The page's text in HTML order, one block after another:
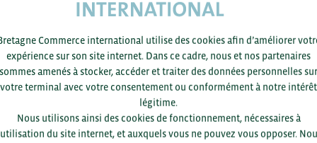
solution. C’est ainsi que la China Satellite Network
deux constellations de satellites en orbite terrestre basse.
A LANCÉ LE 29 AVRIL LE
DE SA FUTURE STATION
et pour conquérir l’espace, la Chine a déjà procédé au
Commerce international utilise des cookies afin d’améliorer
expérience sur son site internet. Dans ce cadre, nous et nos partenaires
sommes amenés à stocker, accéder et traiter des données personnelles sur
votre terminal avec votre consentement ou conformément à notre intérêt
légitime.
Nous utilisons ainsi des cookies de fonctionnement, nécessaires à
du site internet, et auxquels vous ne pouvez vous opposer.